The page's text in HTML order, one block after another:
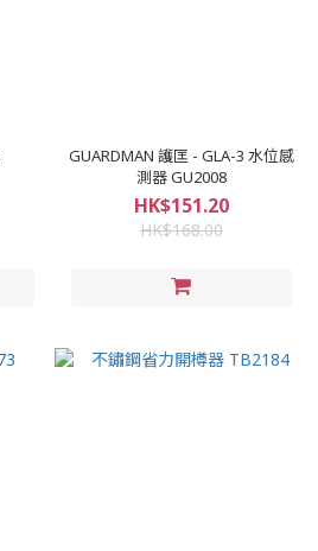
GUARDMAN 護匡 - GLA-3 水位感
測器 GU2008
HK$151.20
HK$168.00